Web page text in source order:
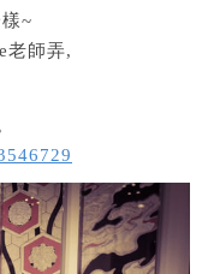
~
老師弄,